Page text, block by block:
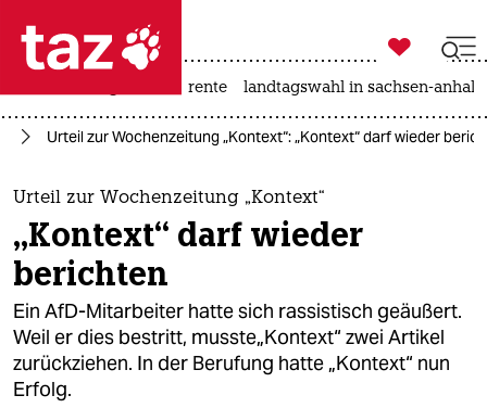
 taz zahl ich
taz zahl ich
themen
politik
öko
gesellschaft
kultur

taz zahl ich
rente landtagswahl in sachsen-anhalt
Urteil zur Wochenzeitung „Kontext“: „Kontext“ darf wieder
Urteil zur Wochenzeitung „Kontext“
„Kontext“ darf wieder
berichten
Ein AfD-Mitarbeiter hatte sich rassistisch geäußert.
Weil er dies bestritt, musste„Kontext“ zwei Artikel
zurückziehen. In der Berufung hatte „Kontext“ nun
Erfolg.